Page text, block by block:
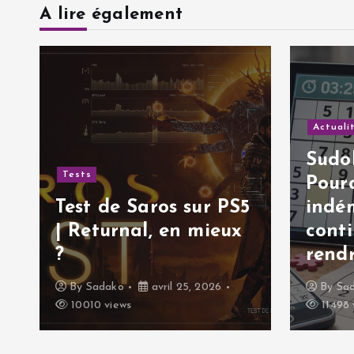
r
t
l
e
A lire également
Tests
Test de Saros sur PS5
| Returnal, en mieux
?
By Sadako
avril 25, 2026
10010 views
By
11498